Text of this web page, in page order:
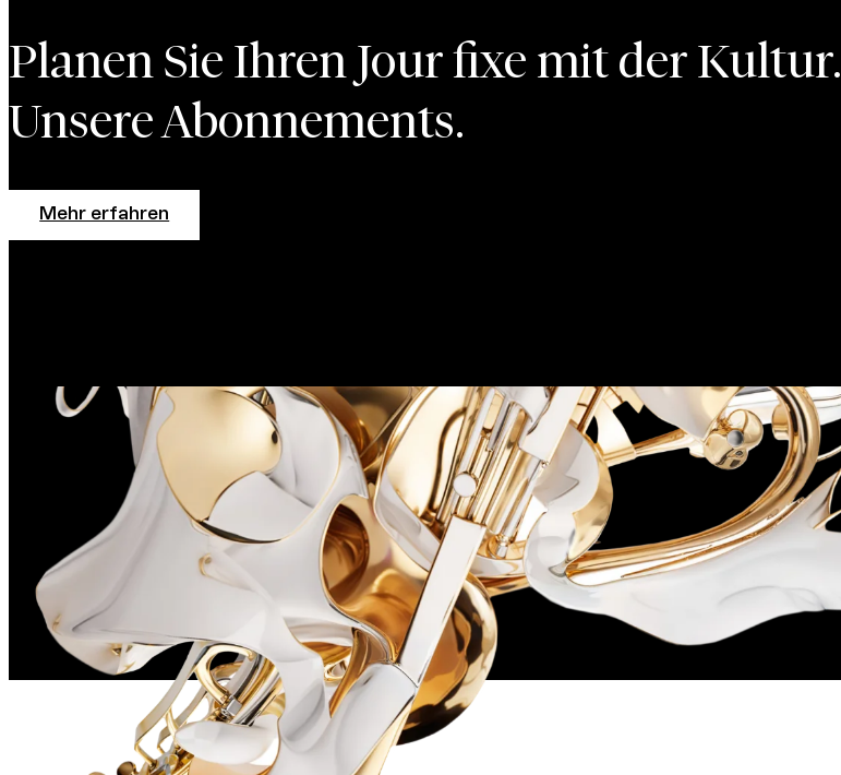
Planen Sie Ihren Jour fixe mit der Kultur.
Unsere Abonnements.
Mehr erfahren